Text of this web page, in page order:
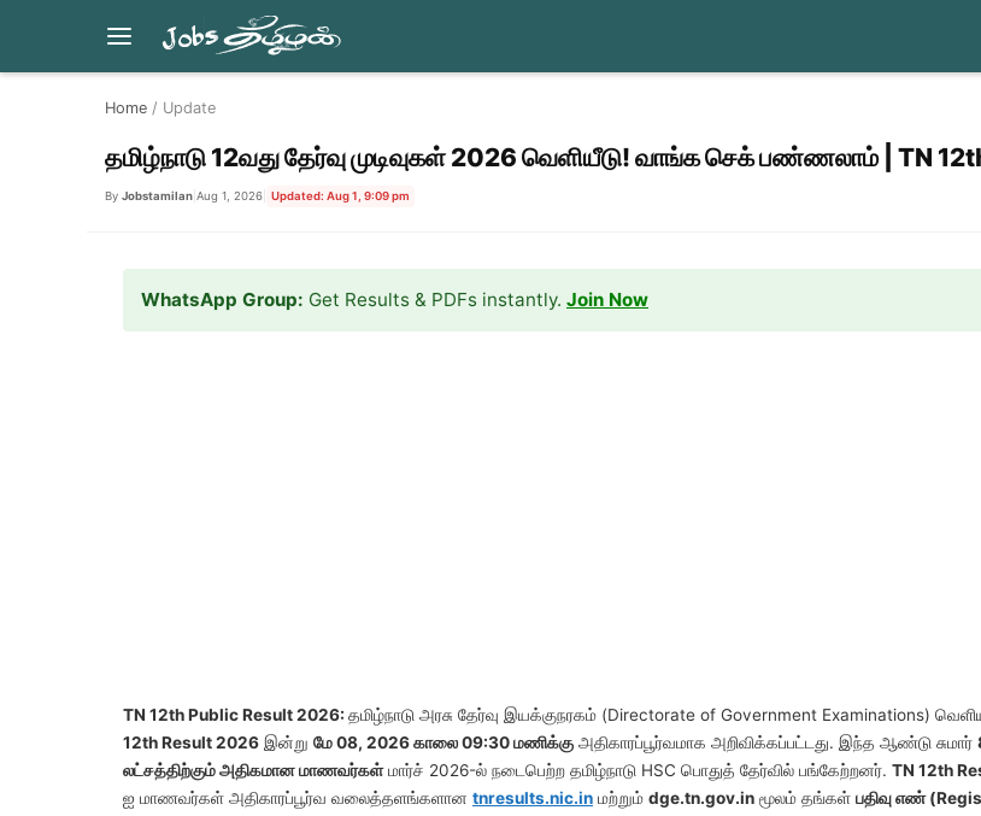
Home / Update
தமிழ்நாடு 12வது தேர்வு முடிவுகள் 2026 வெளியீடு! வாங்க செக் பண்ணலாம் | TN
By Jobstamilan Aug 1, 2026 Updated: Aug 1, 9:09 pm
WhatsApp Group: Get Results & PDFs instantly. Join Now
TN 12th Public Result 2026: தமிழ்நாடு அரசு தேர்வு இயக்குநரகம் (Directorate of Government Examinations)
12th Result 2026 இன்று மே 08, 2026 காலை 09:30 மணிக்கு அதிகாரப்பூர்வமாக அறிவிக்கப்பட்டது. இந்த ஆண்டு சுமார்
லட்சத்திற்கும் அதிகமான மாணவர்கள்மார்ச் 2026-ல் நடைபெற்ற தமிழ்நாடு HSC பொதுத் தேர்வில் பங்கேற்றனர். TN 12th
ஐ மாணவர்கள் அதிகாரப்பூர்வ வலைத்தளங்களான tnresults.nic.in மற்றும் dge.tn.gov.in மூலம் தங்கள் பதிவு எண்